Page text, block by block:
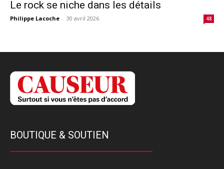
Le rock se niche dans les détails
Philippe Lacoche - 30 avril 2026 48
BOUTIQUE & SOUTIEN